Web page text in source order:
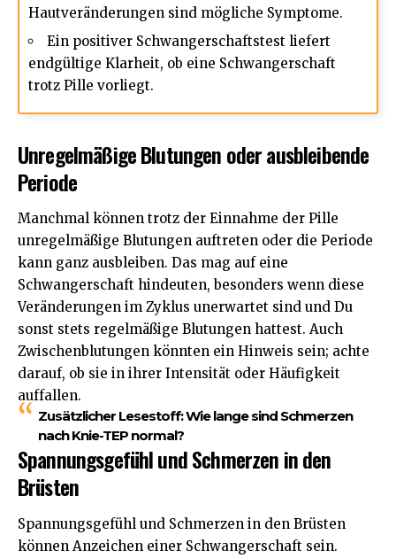
Hautveränderungen sind mögliche Symptome.
Ein positiver Schwangerschaftstest liefert
endgültige Klarheit, ob eine Schwangerschaft
trotz Pille vorliegt.
Unregelmäßige Blutungen oder ausbleibende
Periode
Manchmal können trotz der Einnahme der Pille
unregelmäßige Blutungen auftreten oder die Periode
kann ganz ausbleiben. Das mag auf eine
Schwangerschaft hindeuten, besonders wenn diese
Veränderungen im Zyklus unerwartet sind und Du
sonst stets regelmäßige Blutungen hattest. Auch
Zwischenblutungen könnten ein Hinweis sein; achte
darauf, ob sie in ihrer Intensität oder Häufigkeit
auffallen.
Zusätzlicher Lesestoff:Wie lange sind Schmerzen
nach Knie-TEP normal?
Spannungsgefühl und Schmerzen in den
Brüsten
Spannungsgefühl und Schmerzen in den Brüsten
können Anzeichen einer Schwangerschaft sein.